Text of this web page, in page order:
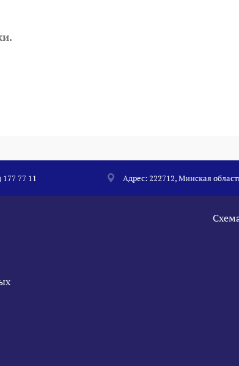
177 77 11 Адрес: 222712, Минская